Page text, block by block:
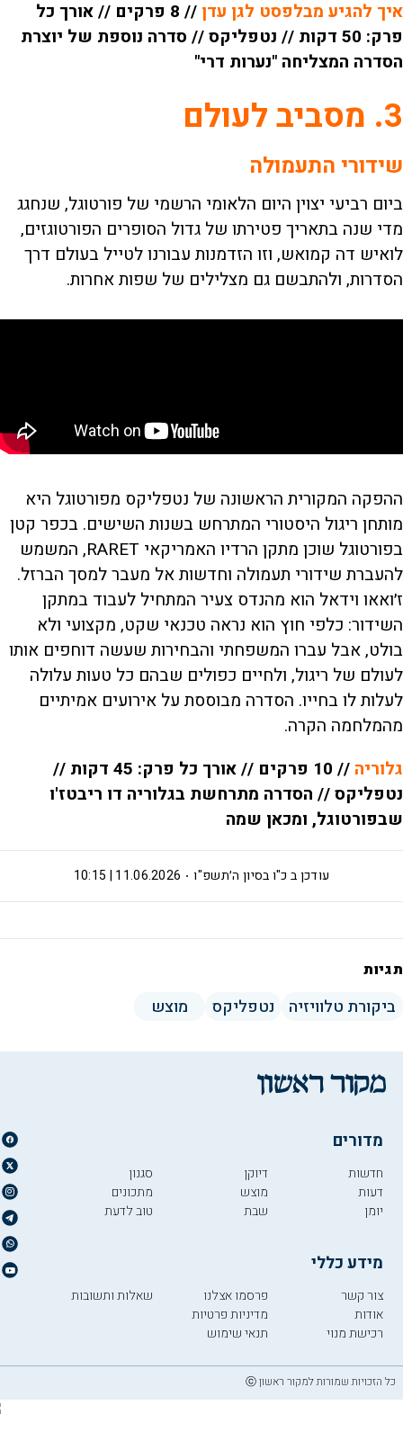
איך להגיע מבלפסט לגן עדן
// 8 פרקים // אורך כל
פרק: 50 דקות // נטפליקס // סדרה נוספת של יוצרת
הסדרה המצליחה "נערות דרי"
3. מסביב לעולם
שידורי התעמולה
ביום רביעי יצוין היום הלאומי הרשמי של פורטוגל, שנחגג
מדי שנה בתאריך פטירתו של גדול הסופרים הפורטוגזים,
לואיש דה קמואש, וזו הזדמנות עבורנו לטייל בעולם דרך
הסדרות, ולהתבשם גם מצלילים של שפות אחרות.
ההפקה המקורית הראשונה של נטפליקס מפורטוגל היא
מותחן ריגול היסטורי המתרחש בשנות השישים. בכפר קטן
בפורטוגל שוכן מתקן הרדיו האמריקאי RARET, המשמש
להעברת שידורי תעמולה וחדשות אל מעבר למסך הברזל.
ז׳ואאו וידאל הוא מהנדס צעיר המתחיל לעבוד במתקן
השידור: כלפי חוץ הוא נראה טכנאי שקט, מקצועי ולא
בולט, אבל עברו המשפחתי והבחירות שעשה דוחפים אותו
לעולם של ריגול, ולחיים כפולים שבהם כל טעות עלולה
לעלות לו בחייו. הסדרה מבוססת על אירועים אמיתיים
מהמלחמה הקרה.
גלוריה
// 10 פרקים // אורך כל פרק: 45 דקות //
נטפליקס // הסדרה מתרחשת בגלוריה דו ריבטז'ו
שבפורטוגל, ומכאן שמה
כ"ו בסיון ה׳תשפ"ו 11.06.2026 | 10:15 עודכן ב
תגיות
ביקורת טלוויזיה נטפליקס מוצש
מדורים
חדשות
דעות
יומן
דיוקן
מוצש
שבת
סגנון
מתכונים
טוב לדעת
מידע כללי
צור קשר
אודות
רכישת מנוי
פרסמו אצלנו
מדיניות פרטיות
תנאי שימוש
שאלות ותשובות
כל הזכויות שמורות למקור ראשון ⓒ